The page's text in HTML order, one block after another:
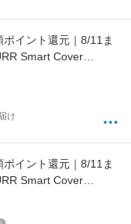
ポイント還元｜8/11ま
Smart Cover
用 ケース ブラック
け
ポイント還元｜8/11ま
Smart Cover
）ケース ブラック